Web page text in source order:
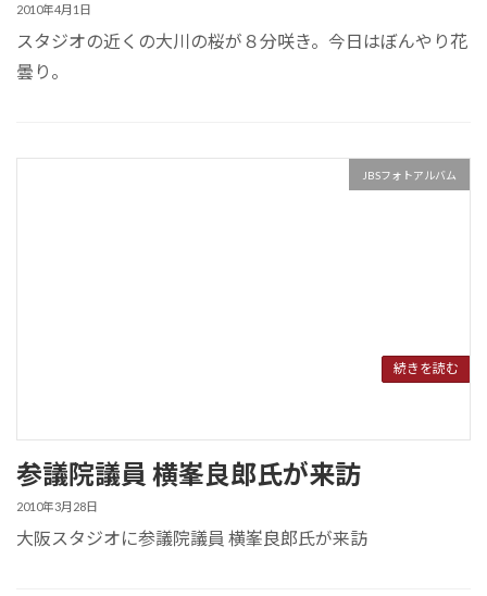
2010年4月1日
スタジオの近くの大川の桜が８分咲き。今日はぼんやり花
曇り。
続きを読む
JBSフォトアルバム
参議院議員 横峯良郎氏が来訪
2010年3月28日
大阪スタジオに参議院議員 横峯良郎氏が来訪